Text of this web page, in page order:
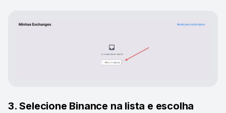
3. Selecione Binance na lista e escolha